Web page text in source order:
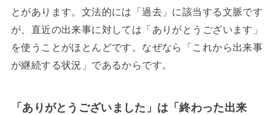
とがあります。文法的には「過去」に該当する文脈です
が、直近の出来事に対しては「ありがとうございます」
を使うことがほとんどです。なぜなら「これから出来事
が継続する状況」であるからです。
「ありがとうございました」は「終わった出来